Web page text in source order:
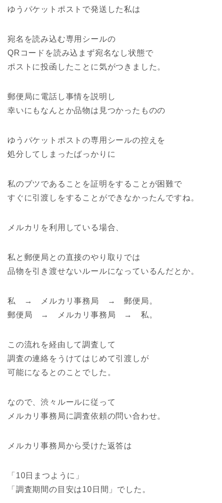
ゆうパケットポストで発送した私は
宛名を読み込む専用シールの
QRコードを読み込まず宛名なし状態で
ポストに投函したことに気がつきました。
郵便局に電話し事情を説明し
幸いにもなんとか品物は見つかったものの
ゆうパケットポストの専用シールの控えを
処分してしまったばっかりに
私のブツであることを証明をすることが困難で
すぐに引渡しをすることができなかったんですね。
メルカリを利用している場合、
私と郵便局との直接のやり取りでは
品物を引き渡せないルールになっているんだとか。
私 → メルカリ事務局 → 郵便局。
郵便局 → メルカリ事務局 → 私。
この流れを経由して調査して
調査の連絡をうけてはじめて引渡しが
可能になるとのことでした。
なので、渋々ルールに従って
メルカリ事務局に調査依頼の問い合わせ。
メルカリ事務局から受けた返答は
「10日まつように」
「調査期間の目安は10日間」でした。